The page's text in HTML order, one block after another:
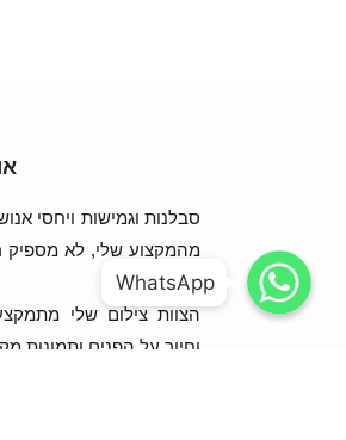
סבלנות וגמישות ויחסי
מהמקצוע שלי, לא מספיק
מזה!
הצוות צילום שלי
וחיוך על הפנים ותמונות
WhatsApp
WhatsApp
WhatsApp
WhatsApp